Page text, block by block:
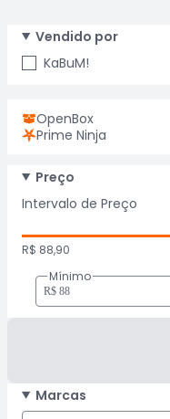
Ativar tradutor em
Vendido por
KaBuM!
OpenBox
Prime Ninja
Preço
Intervalo de Preço
R$ 88,90
Mínimo
Marcas